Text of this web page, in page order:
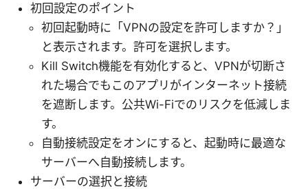
初回設定のポイント
初回起動時に「VPNの設定を許可しますか？」
と表示されます。許可を選択します。
Kill Switch機能を有効化すると、VPNが切断さ
れた場合でもこのアプリがインターネット接続
を遮断します。公共Wi-Fiでのリスクを低減しま
す。
自動接続設定をオンにすると、起動時に最適な
サーバーへ自動接続します。
サーバーの選択と接続